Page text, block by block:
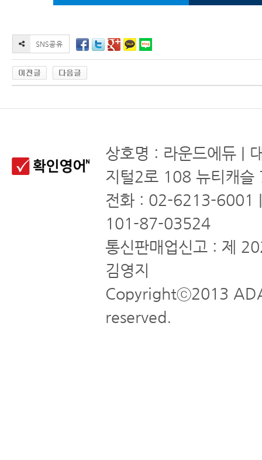
상호명 : 라운드에듀 |
지털2로 108 뉴티캐슬
전화 : 02-6213-6001
101-87-03524
통신판매업신고 : 제
김영지
Copyrightⓒ2013
reserved.